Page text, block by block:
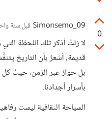
0
Simonsemo_09 قبل سنة
لا زلتُ أذكر تلك اللحظة
قديمة، أشعرُ بأن التاريخ
بل حوارٌ عبر الزمن، حيثُ
بأسرار أجدادنا.
السياحة الثقافية ليست